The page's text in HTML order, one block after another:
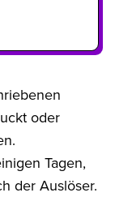
oder
Tagen,
der Auslöser.